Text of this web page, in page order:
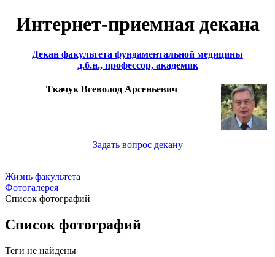
Интернет-приемная декана
Декан факультета фундаментальной медицины
д.б.н., профессор, академик
Ткачук Всеволод Арсеньевич
Задать вопрос декану
Жизнь факультета
Фотогалерея
Список фотографий
Список фотографий
Теги не найдены